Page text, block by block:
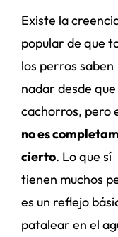
Existe la
popular de que
los perros saben
nadar desde que
cachorros, pero
no es
cierto. Lo que sí
tienen muchos
es un reflejo
patalear en el